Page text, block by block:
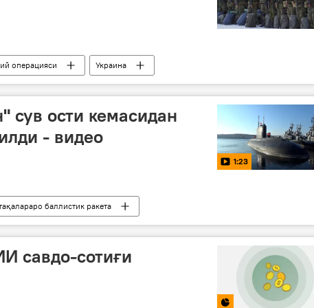
операцияси
Украина
Луганск халқ республикаси (ЛХР)
сув ости кемасидан
- видео
1:23
баллистик ракета
савдо-сотиғи